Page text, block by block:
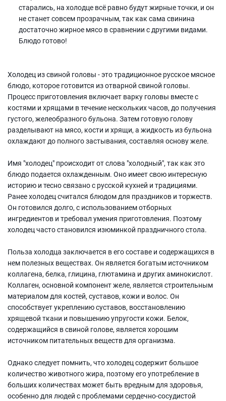
старались, на холодце всё равно будут жирные точки, и он
не станет совсем прозрачным, так как сама свинина
достаточно жирное мясо в сравнении с другими видами.
Блюдо готово!
Холодец из свиной головы - это традиционное русское мясное
блюдо, которое готовится из отварной свиной головы.
Процесс приготовления включает варку головы вместе с
костями и хрящами в течение нескольких часов, до получения
густого, желеобразного бульона. Затем готовую голову
разделывают на мясо, кости и хрящи, а жидкость из бульона
охлаждают до полного застывания, составляя основу желе.
Имя "холодец" происходит от слова "холодный", так как это
блюдо подается охлажденным. Оно имеет свою интересную
историю и тесно связано с русской кухней и традициями.
Ранее холодец считался блюдом для праздников и торжеств.
Он готовился долго, с использованием отборных
ингредиентов и требовал умения приготовления. Поэтому
холодец часто становился изюминкой праздничного стола.
Польза холодца заключается в его составе и содержащихся в
нем полезных веществах. Он является богатым источником
коллагена, белка, глицина, глютамина и других аминокислот.
Коллаген, основной компонент желе, является строительным
материалом для костей, суставов, кожи и волос. Он
способствует укреплению суставов, восстановлению
хрящевой ткани и повышению упругости кожи. Белок,
содержащийся в свиной голове, является хорошим
источником питательных веществ для организма.
Однако следует помнить, что холодец содержит большое
количество животного жира, поэтому его употребление в
больших количествах может быть вредным для здоровья,
особенно для людей с проблемами сердечно-сосудистой